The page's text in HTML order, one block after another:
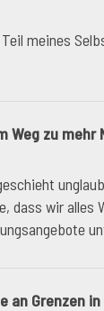
meines
Weg zu mehr
wir alles
an Grenzen